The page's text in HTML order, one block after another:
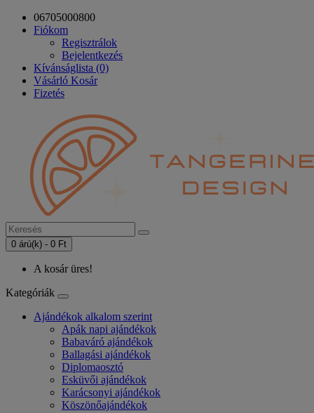
06705000800
Fiókom
Regisztrálok
Bejelentkezés
Kívánságlista (0)
Vásárló Kosár
Fizetés
0 árú(k) - 0 Ft
A kosár üres!
Kategóriák
Ajándékok alkalom szerint
Apák napi ajándékok
Babaváró ajándékok
Ballagási ajándékok
Diplomaosztó
Esküvői ajándékok
Karácsonyi ajándékok
Köszönőajándékok